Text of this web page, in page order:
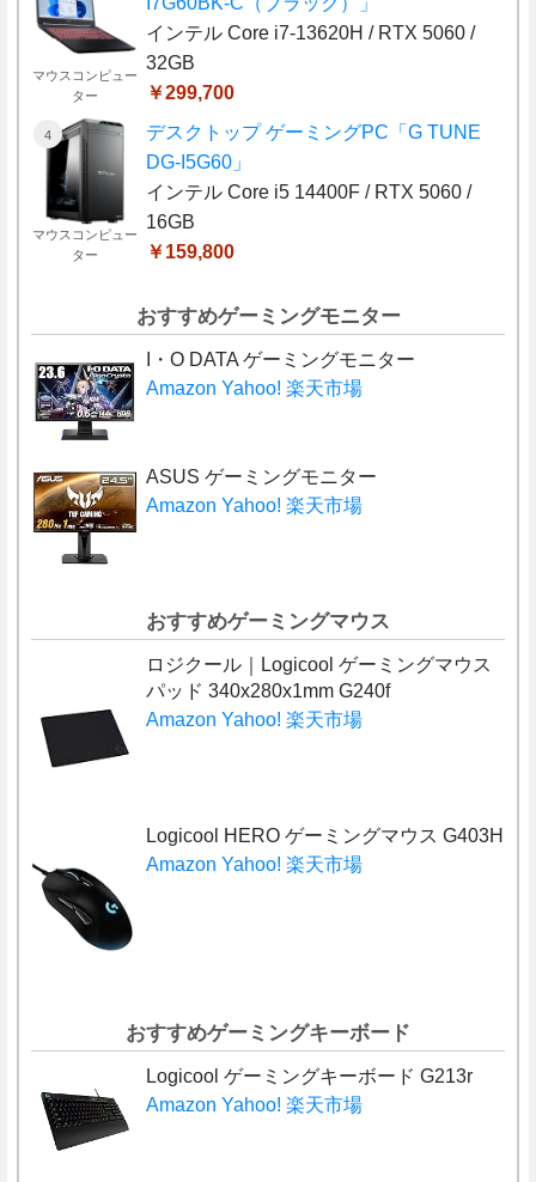
マウスコンピュー
ター
インテル Core i7-13620H / RTX 5060 /
32GB
￥299,700
マウスコンピュー
ター
デスクトップ ゲーミングPC「G TUNE
DG-I5G60」
インテル Core i5 14400F / RTX 5060 /
16GB
￥159,800
おすすめゲーミングモニター
I・O DATA ゲーミングモニター
Amazon Yahoo! 楽天市場
ASUS ゲーミングモニター
Amazon Yahoo! 楽天市場
おすすめゲーミングマウス
ロジクール｜Logicool ゲーミングマウス
パッド 340x280x1mm G240f
Amazon Yahoo! 楽天市場
Logicool HERO ゲーミングマウス G403H
Amazon Yahoo! 楽天市場
おすすめゲーミングキーボード
Logicool ゲーミングキーボード G213r
Amazon Yahoo! 楽天市場